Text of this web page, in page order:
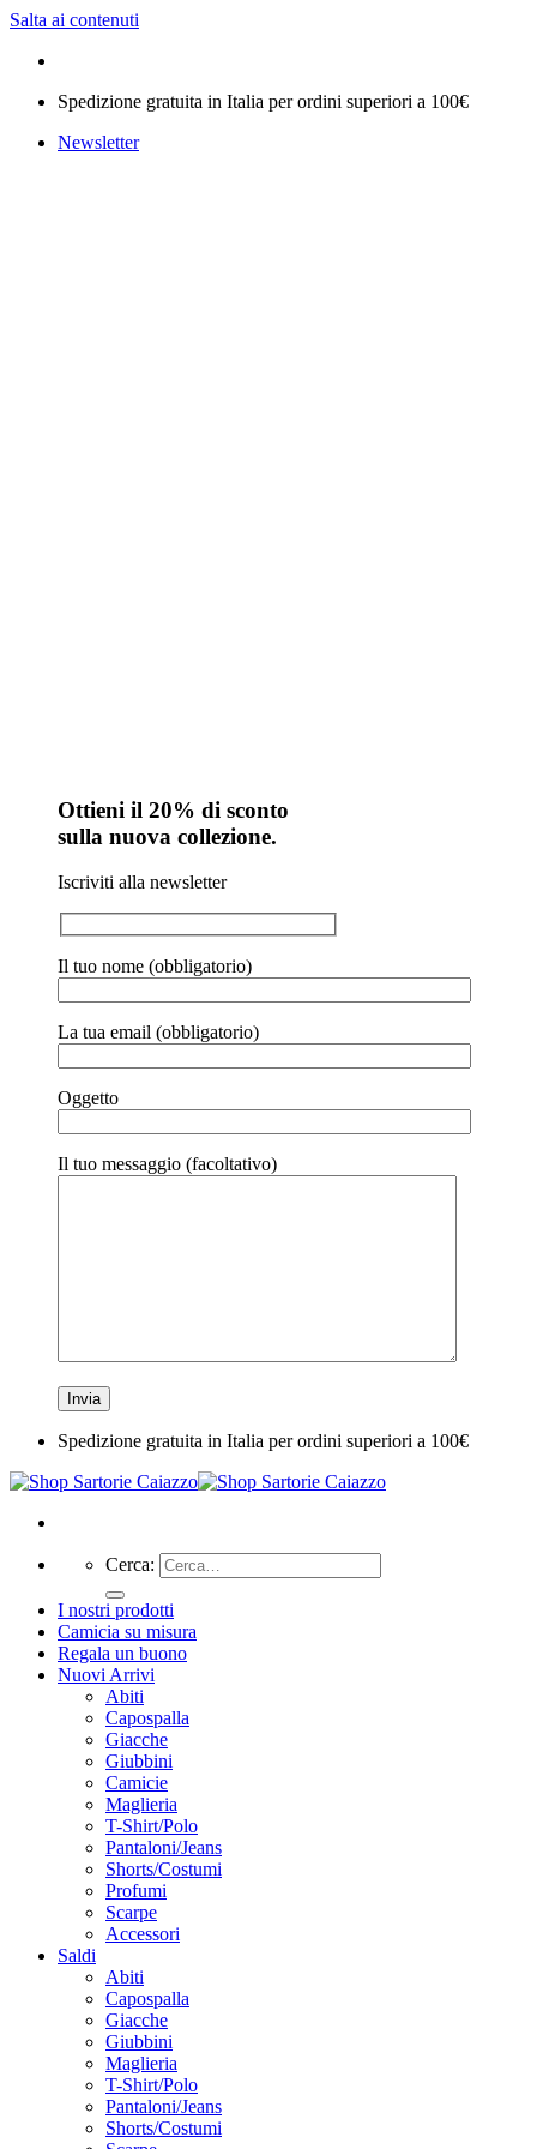
Salta ai contenuti
Spedizione gratuita in Italia per ordini superiori a 100€
Newsletter
Ottieni il 20% di sconto
sulla nuova collezione.
Iscriviti alla newsletter
Il tuo nome (obbligatorio)
La tua email (obbligatorio)
Oggetto
Il tuo messaggio (facoltativo)
Spedizione gratuita in Italia per ordini superiori a 100€
Cerca:
I nostri prodotti
Camicia su misura
Regala un buono
Nuovi Arrivi
Abiti
Capospalla
Giacche
Giubbini
Camicie
Maglieria
T-Shirt/Polo
Pantaloni/Jeans
Shorts/Costumi
Profumi
Scarpe
Accessori
Saldi
Abiti
Capospalla
Giacche
Giubbini
Maglieria
T-Shirt/Polo
Pantaloni/Jeans
Shorts/Costumi